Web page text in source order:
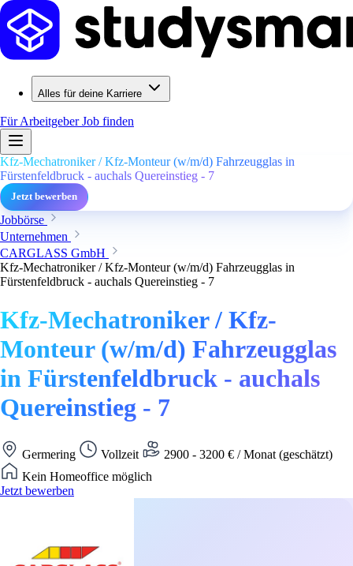
Alles für deine Karriere
Für ArbeitgeberJob finden
Kfz-Mechatroniker / Kfz-Monteur (w/m/d) Fahrzeugglas in
Fürstenfeldbruck - auchals Quereinstieg - 7
Jetzt bewerben
Jobbörse
Unternehmen
CARGLASS GmbH
Kfz-Mechatroniker / Kfz-Monteur (w/m/d) Fahrzeugglas in
Fürstenfeldbruck - auchals Quereinstieg - 7
Kfz-Mechatroniker / Kfz-
Monteur (w/m/d) Fahrzeugglas
in Fürstenfeldbruck - auchals
Quereinstieg - 7
Germering Vollzeit
2900 - 3200 € / Monat (geschätzt)
Kein Homeoffice möglich
Jetzt bewerben